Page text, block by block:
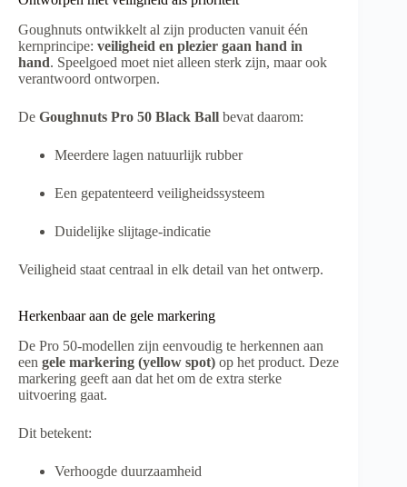
Goughnuts ontwikkelt al zijn producten vanuit één
kernprincipe: veiligheid en plezier gaan hand in
hand. Speelgoed moet niet alleen sterk zijn, maar ook
verantwoord ontworpen.
De Goughnuts Pro 50 Black Ball bevat daarom:
Meerdere lagen natuurlijk rubber
Een gepatenteerd veiligheidssysteem
Duidelijke slijtage-indicatie
Veiligheid staat centraal in elk detail van het ontwerp.
Herkenbaar aan de gele markering
De Pro 50-modellen zijn eenvoudig te herkennen aan
een gele markering (yellow spot) op het product. Deze
markering geeft aan dat het om de extra sterke
uitvoering gaat.
Dit betekent:
Verhoogde duurzaamheid